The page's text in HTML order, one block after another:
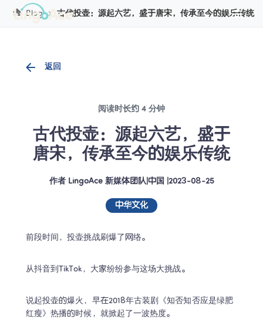
Blog 古代投壶：源起六艺，盛于唐宋，传承至今的娱乐传统
返回
阅读时长约 4 分钟
古代投壶：源起六艺，盛于
唐宋，传承至今的娱乐传统
作者 LingoAce 新媒体团队| 中国 2023-08-25
中华文化
前段时间，投壶挑战刷爆了网络。
从抖音到TikTok，大家纷纷参与这场大挑战。
说起投壶的爆火，早在2018年古装剧《知否知否应是绿肥
红瘦》热播的时候，就掀起了一波热度。
Cookie管理